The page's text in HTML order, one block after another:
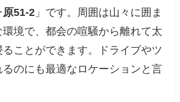
原51-2 」です。周囲は山々に囲ま
境で、都会の喧騒から離れて太
ことができます。ドライブやツ
のにも最適なロケーションと言